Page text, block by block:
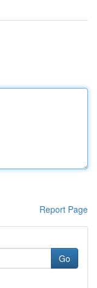
Report Page
Go